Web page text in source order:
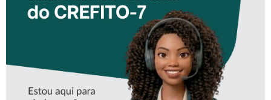
CONHEÇA A ‘ALINE’,
ASSISTENTE VIRTUAL DO
CREFITO-7